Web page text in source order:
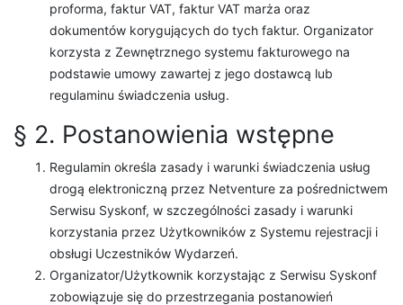
proforma, faktur VAT, faktur VAT marża oraz
dokumentów korygujących do tych faktur. Organizator
korzysta z Zewnętrznego systemu fakturowego na
podstawie umowy zawartej z jego dostawcą lub
regulaminu świadczenia usług.
§ 2. Postanowienia wstępne
Regulamin określa zasady i warunki świadczenia usług
drogą elektroniczną przez Netventure za pośrednictwem
Serwisu Syskonf, w szczególności zasady i warunki
korzystania przez Użytkowników z Systemu rejestracji i
obsługi Uczestników Wydarzeń.
Organizator/Użytkownik korzystając z Serwisu Syskonf
zobowiązuje się do przestrzegania postanowień